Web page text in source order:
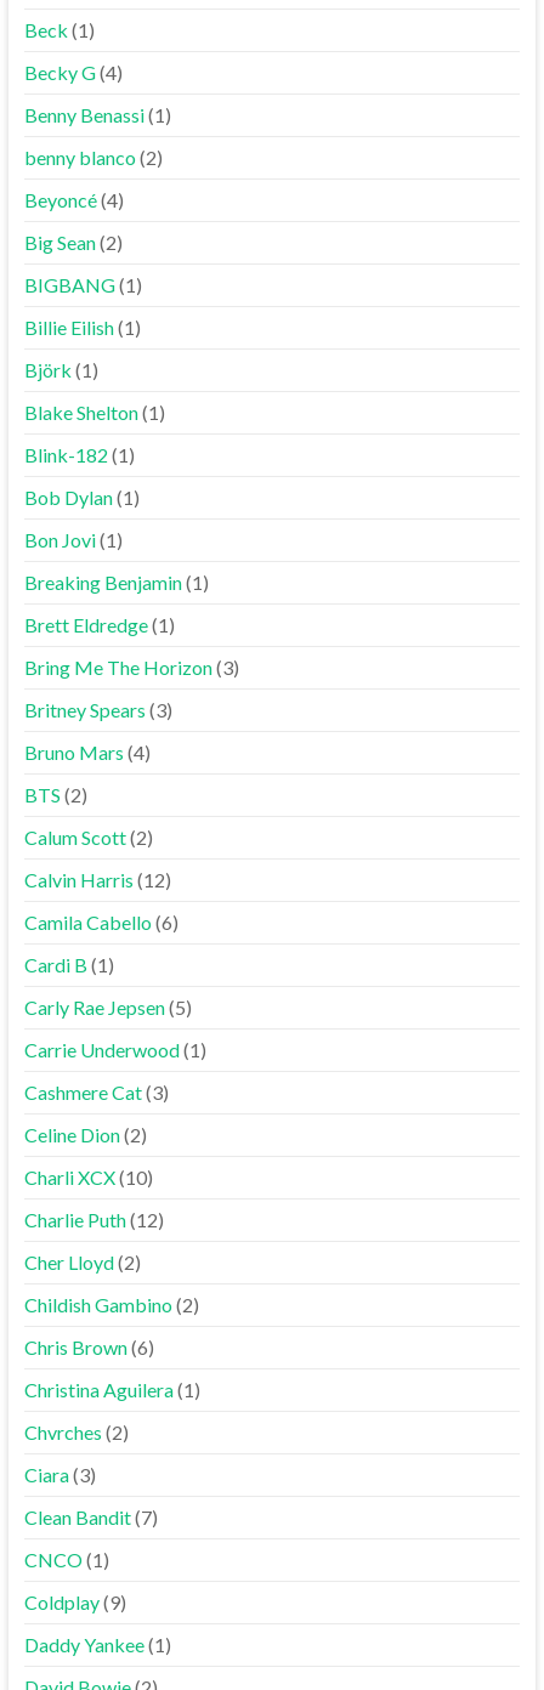
Beck (1)
Becky G(4)
Benny Benassi(1)
benny blanco(2)
Beyoncé(4)
Big Sean(2)
BIGBANG(1)
Billie Eilish(1)
Björk (1)
Blake Shelton(1)
Blink-182 (1)
Bob Dylan(1)
Bon Jovi(1)
Breaking Benjamin(1)
Brett Eldredge(1)
Bring Me The Horizon(3)
Britney Spears (3)
Bruno Mars (4)
BTS (2)
Calum Scott(2)
Calvin Harris (12)
Camila Cabello(6)
Cardi B (1)
Carly Rae Jepsen(5)
Carrie Underwood(1)
Cashmere Cat(3)
Celine Dion(2)
Charli XCX(10)
Charlie Puth(12)
Cher Lloyd(2)
Childish Gambino(2)
Chris Brown(6)
Christina Aguilera(1)
Chvrches (2)
Ciara(3)
Clean Bandit(7)
CNCO(1)
Coldplay(9)
Daddy Yankee(1)